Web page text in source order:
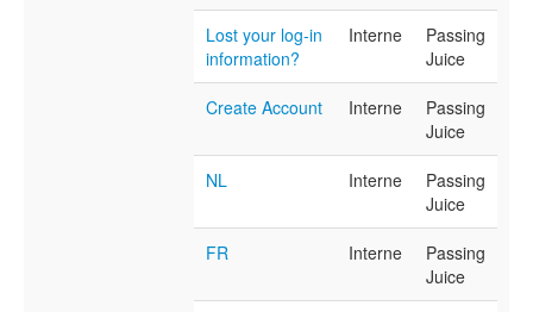
Lost your log-in
information?
Interne
Passing
Juice
Create Account Interne
Passing
Juice
NL Interne
Passing
Juice
FR Interne
Passing
Juice